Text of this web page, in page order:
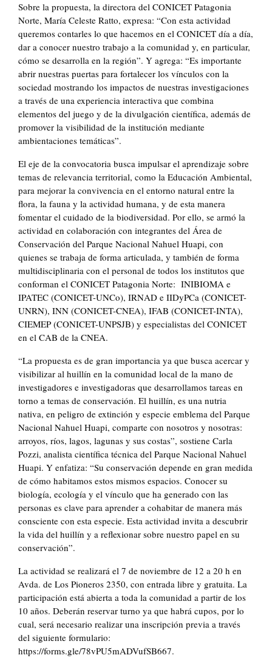
Sobre la propuesta, la directora del CONICET Patagonia
Norte, María Celeste Ratto, expresa: “Con esta actividad
queremos contarles lo que hacemos en el CONICET día a día,
dar a conocer nuestro trabajo a la comunidad y, en particular,
cómo se desarrolla en la región”. Y agrega: “Es importante
abrir nuestras puertas para fortalecer los vínculos con la
sociedad mostrando los impactos de nuestras investigaciones
a través de una experiencia interactiva que combina
elementos del juego y de la divulgación científica, además de
promover la visibilidad de la institución mediante
ambientaciones temáticas”.
El eje de la convocatoria busca impulsar el aprendizaje sobre
temas de relevancia territorial, como la Educación Ambiental,
para mejorar la convivencia en el entorno natural entre la
flora, la fauna y la actividad humana, y de esta manera
fomentar el cuidado de la biodiversidad. Por ello, se armó la
actividad en colaboración con integrantes del Área de
Conservación del Parque Nacional Nahuel Huapi, con
quienes se trabaja de forma articulada, y también de forma
multidisciplinaria con el personal de todos los institutos que
conforman el CONICET Patagonia Norte: INIBIOMA e
IPATEC (CONICET-UNCo), IRNAD e IIDyPCa (CONICET-
UNRN), INN (CONICET-CNEA), IFAB (CONICET-INTA),
CIEMEP (CONICET-UNPSJB) y especialistas del CONICET
en el CAB de la CNEA.
“La propuesta es de gran importancia ya que busca acercar y
visibilizar al huillín en la comunidad local de la mano de
investigadores e investigadoras que desarrollamos tareas en
torno a temas de conservación. El huillín, es una nutria
nativa, en peligro de extinción y especie emblema del Parque
Nacional Nahuel Huapi, comparte con nosotros y nosotras:
arroyos, ríos, lagos, lagunas y sus costas”, sostiene Carla
Pozzi, analista científica técnica del Parque Nacional Nahuel
Huapi. Y enfatiza: “Su conservación depende en gran medida
de cómo habitamos estos mismos espacios. Conocer su
biología, ecología y el vínculo que ha generado con las
personas es clave para aprender a cohabitar de manera más
consciente con esta especie. Esta actividad invita a descubrir
la vida del huillín y a reflexionar sobre nuestro papel en su
conservación”.
La actividad se realizará el 7 de noviembre de 12 a 20 h en
Avda. de Los Pioneros 2350, con entrada libre y gratuita. La
participación está abierta a toda la comunidad a partir de los
10 años. Deberán reservar turno ya que habrá cupos, por lo
cual, será necesario realizar una inscripción previa a través
del siguiente formulario:
https://forms.gle/78vPU5mADVufSB667.